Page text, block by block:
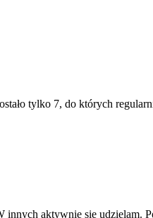
tylko 7, do których
aktywnie się udzielam.